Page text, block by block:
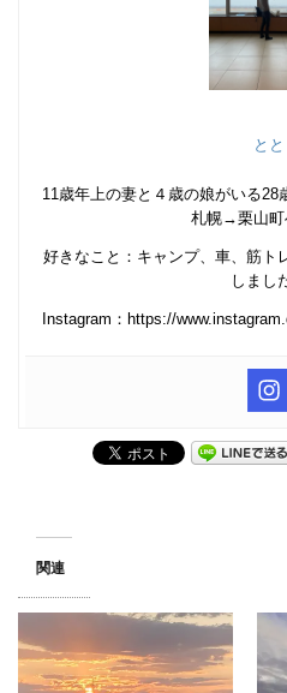
とと
11歳年上の妻と４歳の娘がいる
札幌→栗山町
好きなこと：キャンプ、車、筋
しまし
Instagram：https://
関連